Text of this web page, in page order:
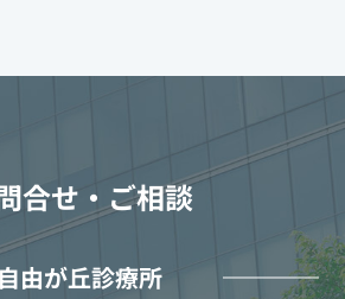
合せ・ご相談
自由が丘診療所